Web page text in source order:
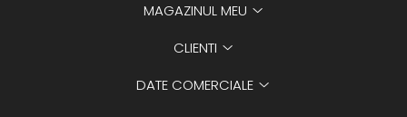
MAGAZINUL MEU
CLIENTI
DATE COMERCIALE